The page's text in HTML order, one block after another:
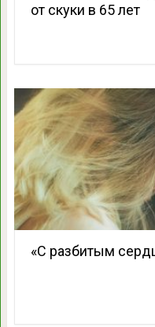
от скуки в 65 лет
«С разбитым